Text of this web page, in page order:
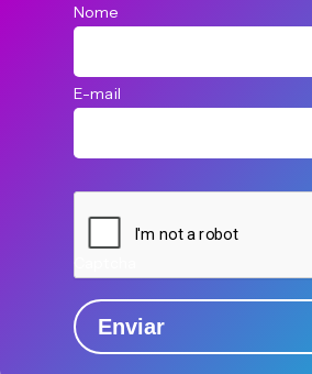
Nome
E-mail
Enviar